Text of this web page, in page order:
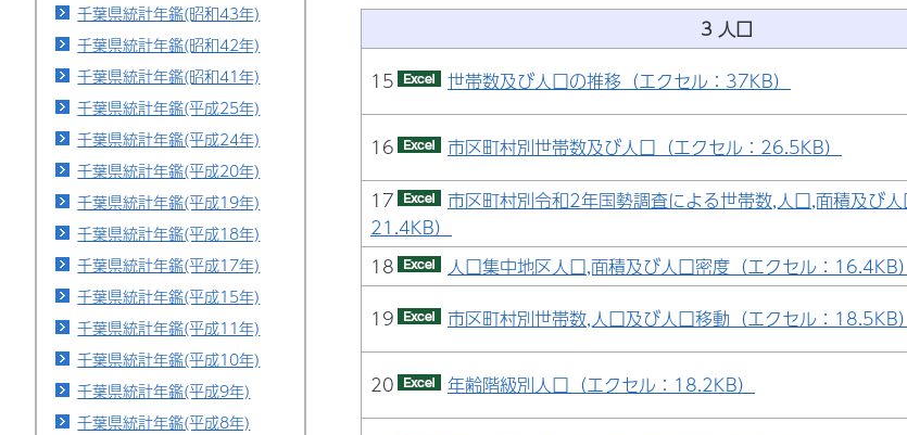
千葉県統計年鑑(昭和43年)
千葉県統計年鑑(昭和42年)
千葉県統計年鑑(昭和41年)
千葉県統計年鑑(平成25年)
千葉県統計年鑑(平成24年)
千葉県統計年鑑(平成20年)
千葉県統計年鑑(平成19年)
千葉県統計年鑑(平成18年)
千葉県統計年鑑(平成17年)
千葉県統計年鑑(平成15年)
千葉県統計年鑑(平成11年)
千葉県統計年鑑(平成10年)
千葉県統計年鑑(平成9年)
千葉県統計年鑑(平成8年)
3 人口
15
世帯数及び人口の推移（エクセル：37KB）
16
市区町村別世帯数及び人口（エクセル：26.5KB）
17
市区町村別令和2年国勢調査による世帯数,人口,面積及び人
21.4KB）
18
人口集中地区人口,面積及び人口密度（エクセル：16.4KB）
19
市区町村別世帯数,人口及び人口移動（エクセル：18.5KB）
20
年齢階級別人口（エクセル：18.2KB）